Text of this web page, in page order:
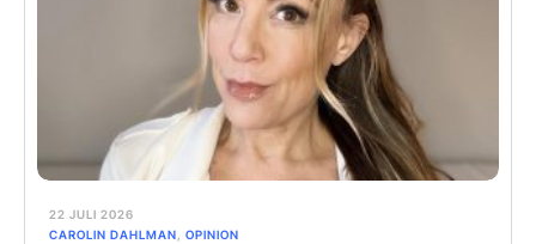
22 JULI 2026
CAROLIN DAHLMAN
OPINION